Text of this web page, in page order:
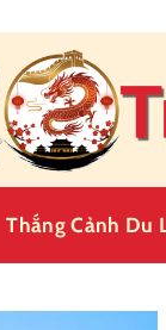
Thắng Cảnh Du